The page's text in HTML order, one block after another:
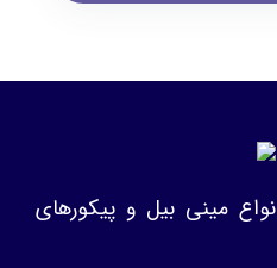
مینی بیل و پیکورهای